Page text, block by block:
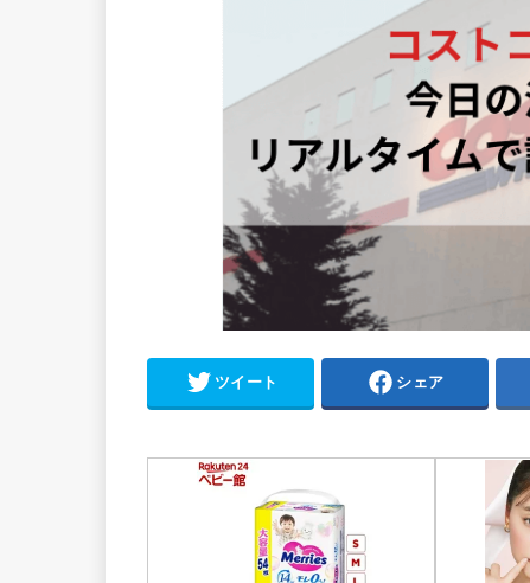
ツイート シェア